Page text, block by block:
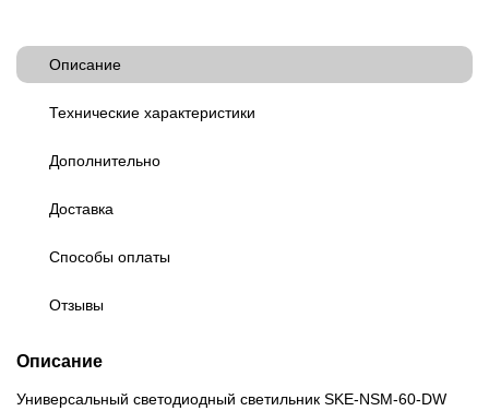
Описание
Технические характеристики
Дополнительно
Доставка
Способы оплаты
Отзывы
Описание
Универсальный светодиодный светильник SKE-NSM-60-DW